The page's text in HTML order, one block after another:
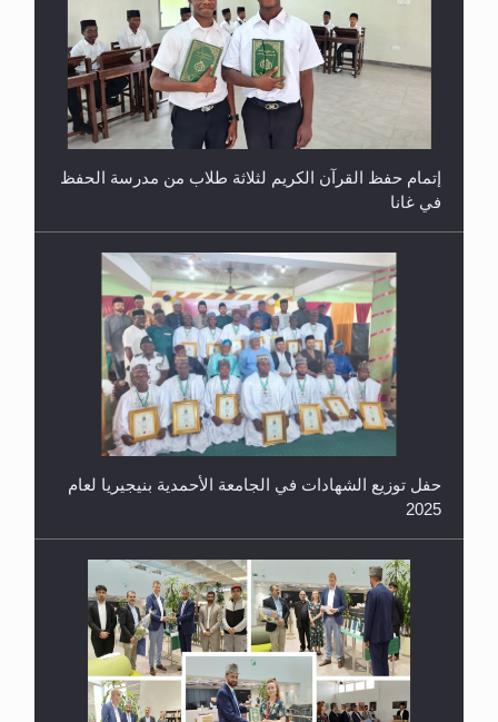
حفل توزيع الشهادات في الجامعة الأحمدية بنيجيريا لعام